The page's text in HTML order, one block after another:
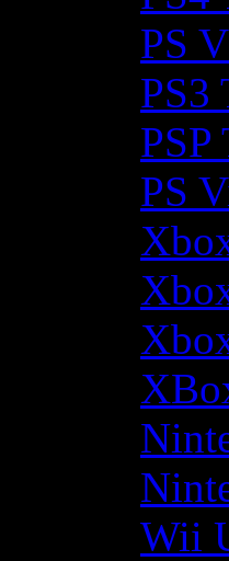
PS
PS3
PSP
PS
Wii